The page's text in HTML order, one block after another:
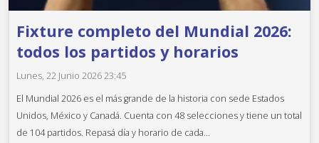
Fixture completo del Mundial 2026:
todos los partidos y horarios
Lunes, 22 Junio 2026 23:45
El Mundial 2026 es el más grande de la historia con sede Estados
Unidos, México y Canadá. Cuenta con 48 selecciones y tiene un total
de 104 partidos. Repasá día y horario de cada...